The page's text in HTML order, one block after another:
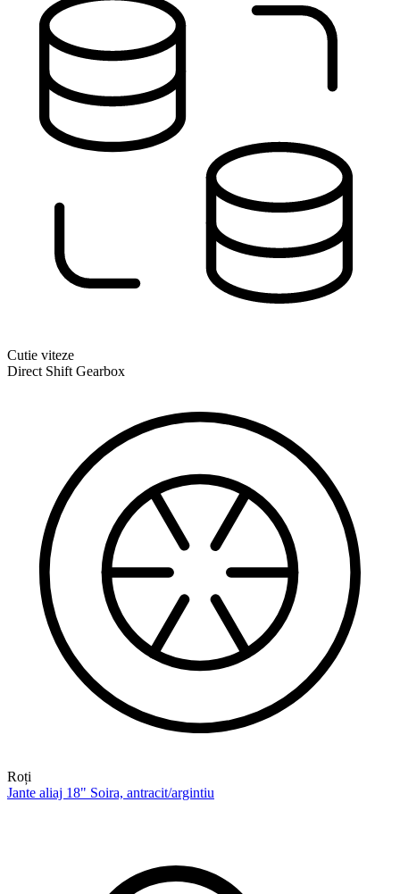
Cutie viteze
Direct Shift Gearbox
Roți
Jante aliaj 18" Soira, antracit/argintiu